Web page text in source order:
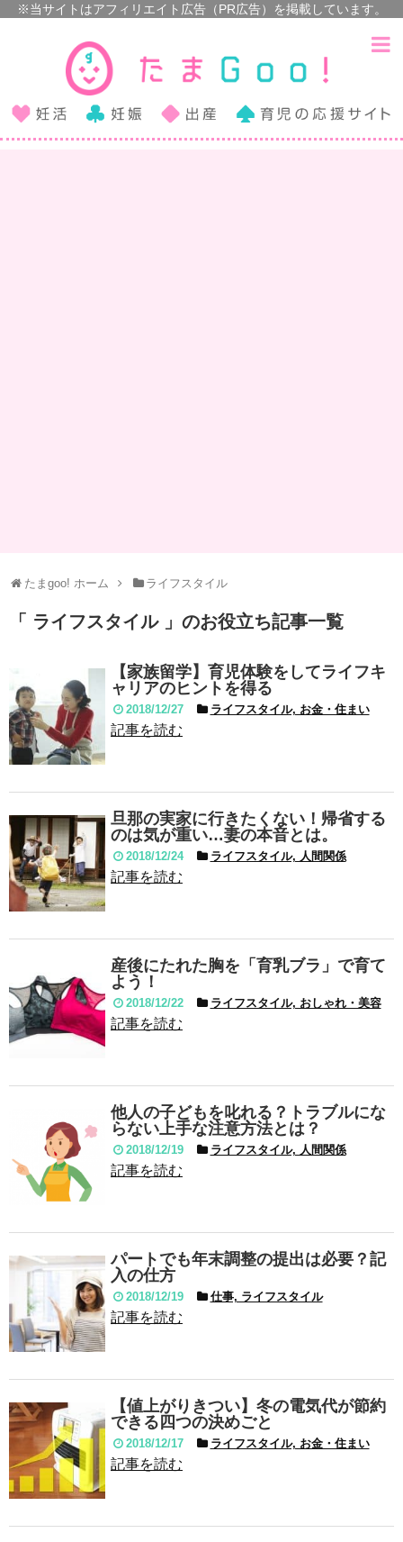
たまgoo! ホーム ライフスタイル
「 ライフスタイル 」のお役立ち記事一覧
【家族留学】育児体験をしてライフキ
ャリアのヒントを得る
2018/12/27 ライフスタイル, お金・住まい
記事を読む
旦那の実家に行きたくない！帰省する
のは気が重い…妻の本音とは。
2018/12/24 ライフスタイル, 人間関係
記事を読む
産後にたれた胸を「育乳ブラ」で育て
よう！
2018/12/22 ライフスタイル, おしゃれ・美容
記事を読む
他人の子どもを叱れる？トラブルにな
らない上手な注意方法とは？
2018/12/19 ライフスタイル, 人間関係
記事を読む
パートでも年末調整の提出は必要？記
入の仕方
2018/12/19 仕事, ライフスタイル
記事を読む
【値上がりきつい】冬の電気代が節約
できる四つの決めごと
2018/12/17 ライフスタイル, お金・住まい
記事を読む